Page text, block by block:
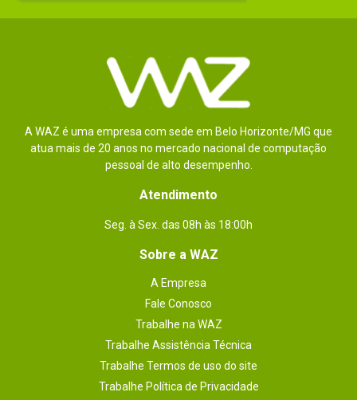
A WAZ é uma empresa com sede em Belo Horizonte/MG que
atua mais de 20 anos no mercado nacional de computação
pessoal de alto desempenho.
Atendimento
Seg. à Sex. das 08h às 18:00h
Sobre a WAZ
A Empresa
Fale Conosco
Trabalhe na WAZ
Trabalhe Assistência Técnica
Trabalhe Termos de uso do site
Trabalhe Política de Privacidade